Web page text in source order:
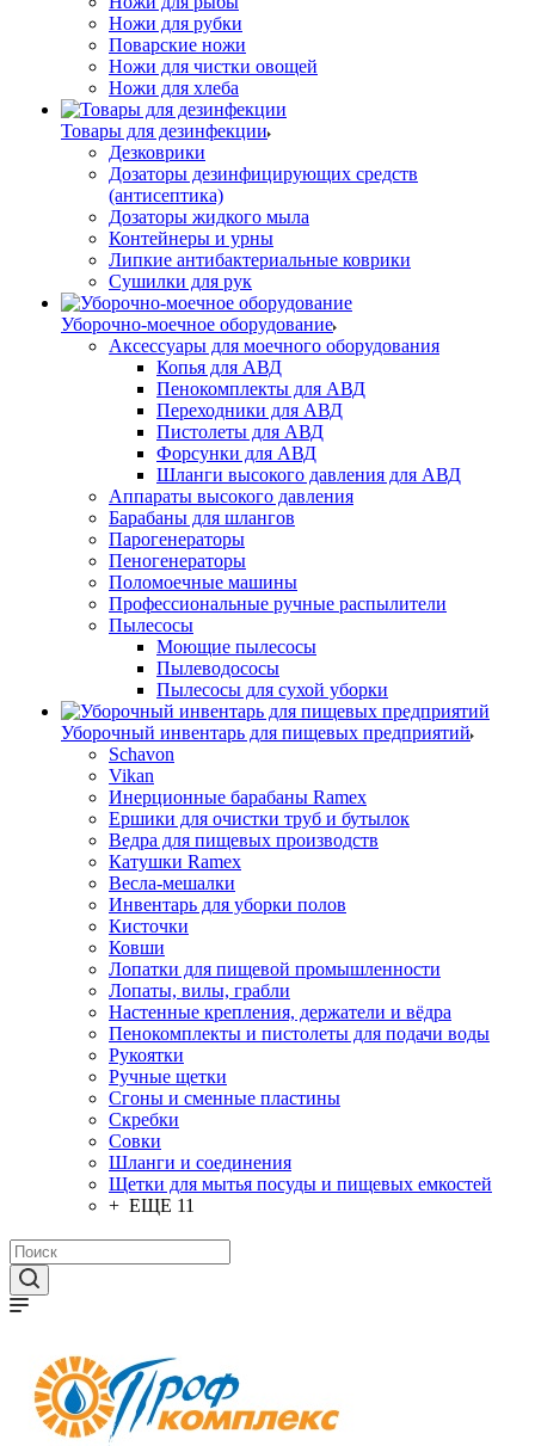
Ножи для рубки
Поварские ножи
Ножи для чистки овощей
Ножи для хлеба
Товары для дезинфекции
Дезковрики
Дозаторы дезинфицирующих средств
(антисептика)
Дозаторы жидкого мыла
Контейнеры и урны
Липкие антибактериальные коврики
Сушилки для рук
Уборочно-моечное оборудование
Аксессуары для моечного оборудования
Копья для АВД
Пенокомплекты для АВД
Переходники для АВД
Пистолеты для АВД
Форсунки для АВД
Шланги высокого давления для АВД
Аппараты высокого давления
Барабаны для шлангов
Парогенераторы
Пеногенераторы
Поломоечные машины
Профессиональные ручные распылители
Пылесосы
Моющие пылесосы
Пылеводососы
Пылесосы для сухой уборки
Уборочный инвентарь для пищевых предприятий
Schavon
Vikan
Инерционные барабаны Ramex
Ершики для очистки труб и бутылок
Ведра для пищевых производств
Катушки Ramex
Весла-мешалки
Инвентарь для уборки полов
Кисточки
Ковши
Лопатки для пищевой промышленности
Лопаты, вилы, грабли
Настенные крепления, держатели и вёдра
Пенокомплекты и пистолеты для подачи воды
Рукоятки
Ручные щетки
Сгоны и сменные пластины
Скребки
Совки
Шланги и соединения
Щетки для мытья посуды и пищевых емкостей
+ ЕЩЕ 11